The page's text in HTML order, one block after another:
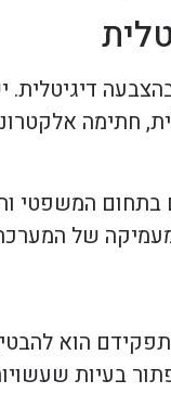
חתימה
המשפטי
של
הוא
בעיות